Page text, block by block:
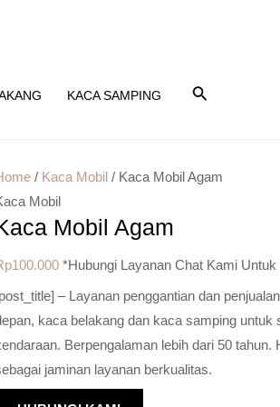
KACA SAMPING
/ Kaca Mobil / Kaca Mobil Agam
Mobil
Mobil Agam
100.000 *Hubungi Layanan Chat Kami
– Layanan penggantian dan
kaca belakang dan kaca samping untuk
Berpengalaman lebih dari 50
jaminan layanan berkualitas.